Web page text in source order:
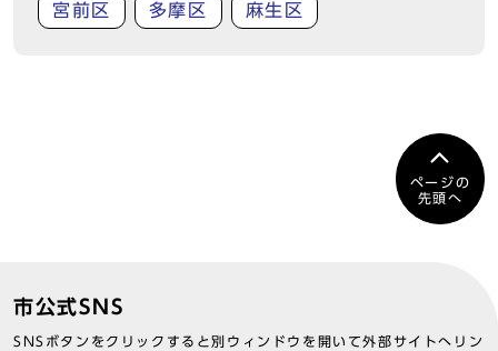
宮前区 多摩区 麻生区
ページの
先頭へ
市公式SNS
SNSボタンをクリックすると別ウィンドウを開いて外部サイトへリン